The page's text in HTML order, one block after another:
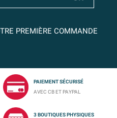
PREMIÈRE COMMANDE
PAIEMENT SÉCURISÉ
AVEC CB ET PAYPAL
3 BOUTIQUES PHYSIQUES